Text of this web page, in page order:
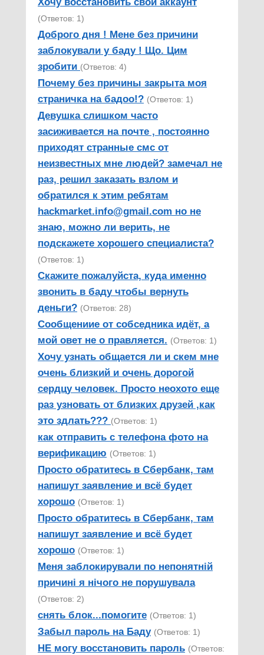
(Ответов: 1)
Доброго дня ! Мене без причини
заблокували у баду ! Що. Цим
зробити (Ответов: 4)
Почему без причины закрыта моя
страничка на бадоо!? (Ответов: 1)
Девушка слишком часто
засиживается на почте , постоянно
приходят странные смс от
неизвестных мне людей? замечал не
раз, решил заказать взлом и
обратился к этим ребятам
hackmarket.info@gmail.com но не
знаю, можно ли верить, не
подскажете хорошего специалиста?
(Ответов: 1)
Скажите пожалуйста, куда именно
звонить в баду чтобы вернуть
деньги? (Ответов: 28)
Сообщениие от собседника идёт, а
мой овет не о правляется. (Ответов: 1)
Хочу узнать общается ли и скем мне
очень близкий и очень дорогой
сердцу человек. Просто неохото еще
раз узновать от близких друзей ,как
это здлать??? (Ответов: 1)
как отправить с телефона фото на
верификацию (Ответов: 1)
Просто обратитесь в Сбербанк, там
напишут заявление и всё будет
хорошо (Ответов: 1)
Просто обратитесь в Сбербанк, там
напишут заявление и всё будет
хорошо (Ответов: 1)
Меня заблокирували по непонятній
причині я нічого не порушувала
(Ответов: 2)
снять блок...помогите (Ответов: 1)
Забыл пароль на Баду (Ответов: 1)
НЕ могу восстановить пароль (Ответов: